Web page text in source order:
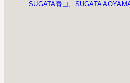
SUGATA青山、SUGATA